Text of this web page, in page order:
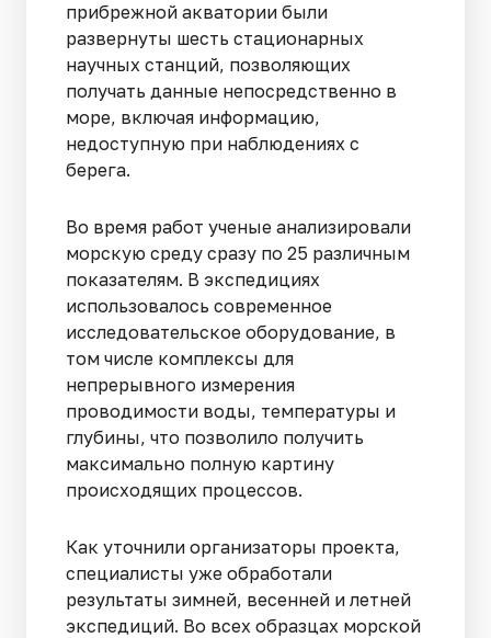
прибрежной акватории были
развернуты шесть стационарных
научных станций, позволяющих
получать данные непосредственно в
море, включая информацию,
недоступную при наблюдениях с
берега.
Во время работ ученые анализировали
морскую среду сразу по 25 различным
показателям. В экспедициях
использовалось современное
исследовательское оборудование, в
том числе комплексы для
непрерывного измерения
проводимости воды, температуры и
глубины, что позволило получить
максимально полную картину
происходящих процессов.
Как уточнили организаторы проекта,
специалисты уже обработали
результаты зимней, весенней и летней
экспедиций. Во всех образцах морской